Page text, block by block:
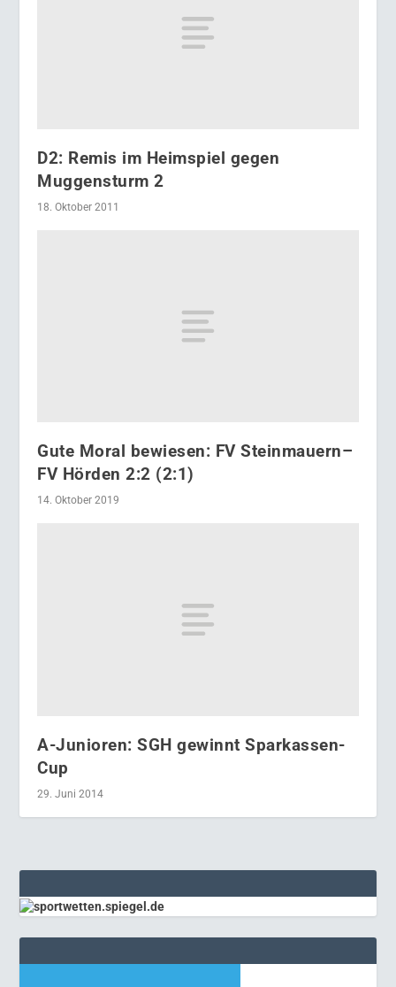
D2: Remis im Heimspiel gegen
Muggensturm 2
18. Oktober 2011
Gute Moral bewiesen: FV Steinmauern–
FV Hörden 2:2 (2:1)
14. Oktober 2019
A-Junioren: SGH gewinnt Sparkassen-
Cup
29. Juni 2014